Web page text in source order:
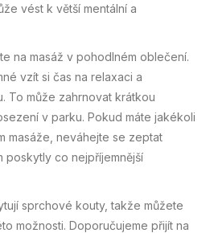
vést k větší mentální a
na masáž v pohodlném oblečení.
vzít si čas na relaxaci a
To může zahrnovat krátkou
v parku. Pokud máte jakékoli
masáže, neváhejte se zeptat
poskytly co nejpříjemnější
sprchové kouty, takže můžete
možnosti. Doporučujeme přijít na